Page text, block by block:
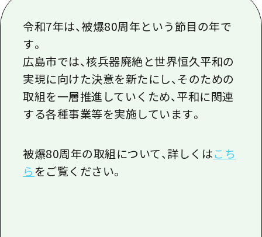
癒し
日帰り
1泊2日
2泊3日
広島おもてなしパス
観光案内所
広島県を訪れる外国人旅行者向け情報一
ボランティアガイド
ガイドブック
令和7年は、被爆80周年という節目の年で
す。
広島市では、核兵器廃絶と世界恒久平和の
実現に向けた決意を新たにし、そのための
取組を一層推進していくため、平和に関連
する各種事業等を実施しています。
被爆80周年の取組について、詳しくはこち
ら をご覧ください。